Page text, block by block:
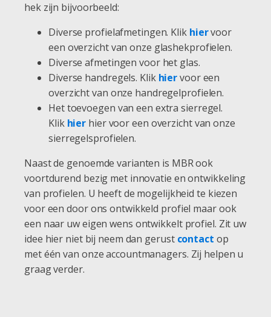
hek zijn bijvoorbeeld:
Diverse profielafmetingen. Klik hiervoor
een overzicht van onze glashekprofielen.
Diverse afmetingen voor het glas.
Diverse handregels. Klik hiervoor een
overzicht van onze handregelprofielen.
Het toevoegen van een extra sierregel.
Klik hier hier voor een overzicht van onze
sierregelsprofielen.
Naast de genoemde varianten is MBR ook
voortdurend bezig met innovatie en ontwikkeling
van profielen. U heeft de mogelijkheid te kiezen
voor een door ons ontwikkeld profiel maar ook
een naar uw eigen wens ontwikkelt profiel. Zit uw
idee hier niet bij neem dan gerust contact op
met één van onze accountmanagers. Zij helpen u
graag verder.